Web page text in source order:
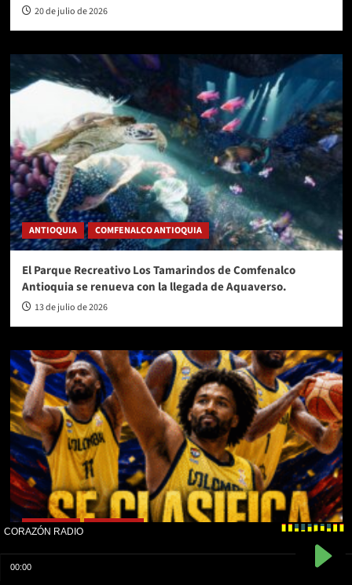
20 de julio de 2026
ANTIOQUIA COMFENALCO ANTIOQUIA
El Parque Recreativo Los Tamarindos de Comfenalco
Antioquia se renueva con la llegada de Aquaverso.
13 de julio de 2026
COLOMBIA DEPORTES
Colombia clasificó y mantiene vivo el sueño mundialista